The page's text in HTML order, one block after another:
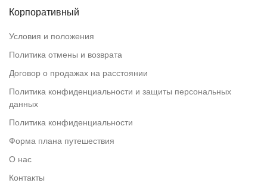
Корпоративный
Условия и положения
Политика отмены и возврата
Договор о продажах на расстоянии
Политика конфиденциальности и защиты персональных
данных
Политика конфиденциальности
Форма плана путешествия
О нас
Контакты